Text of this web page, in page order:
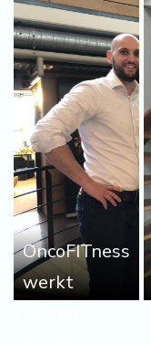
English
OncoFITness
werkt